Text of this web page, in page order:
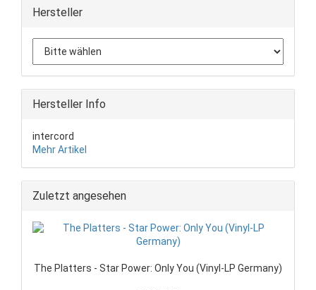
Hersteller
Hersteller Info
intercord
Mehr Artikel
Zuletzt angesehen
The Platters - Star Power: Only You (Vinyl-LP Germany)